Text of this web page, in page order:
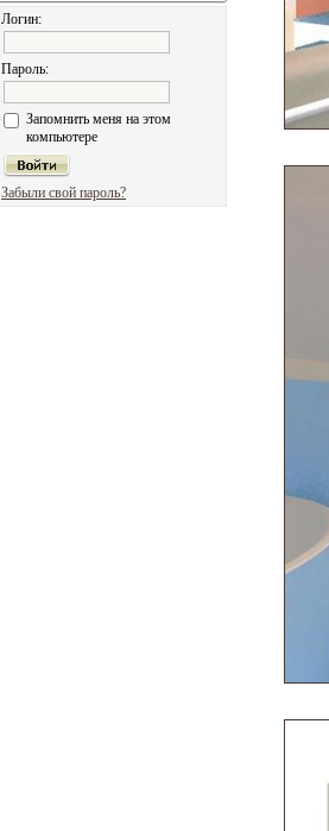
Логин:
Пароль:
Запомнить меня на этом
компьютере
Забыли свой пароль?